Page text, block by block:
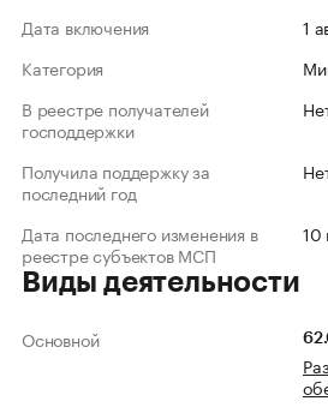
Дата включения
1
Категория
В реестре получателей
господдержки
Получила поддержку за
последний год
Дата последнего изменения в
реестре субъектов МСП
10
Виды деятельности
Основной